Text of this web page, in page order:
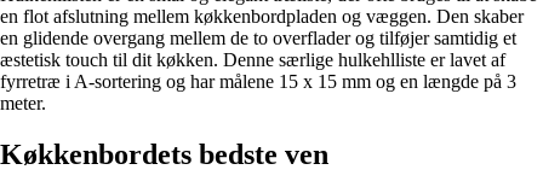
en flot afslutning mellem køkkenbordpladen og væggen. Den skaber
en glidende overgang mellem de to overflader og tilføjer samtidig et
æstetisk touch til dit køkken. Denne særlige hulkehlliste er lavet af
fyrretræ i A-sortering og har målene 15 x 15 mm og en længde på 3
meter.
Køkkenbordets bedste ven